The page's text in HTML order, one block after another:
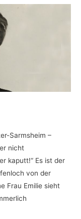
Sarmsheim –
nicht
kaputt!“ Es ist der
von der
Frau Emilie sieht